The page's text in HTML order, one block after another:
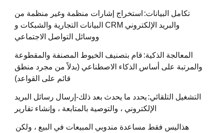
تكامل البيانات: استخراج إشارات منظمة وغير منظمة من
البيانات التجارية والشبكات و CRM والبريد الإلكتروني
ووسائل التواصل الاجتماعي
المعالجة الذكية: قام بتصنيف الخيوط المصنفة والمقطوعة
والمرتبة على أساس الذكاء الاصطناعي (بدلاً من مجرد منطق
قائم على القواعد)
التشغيل التلقائي: يحدد ما يحدث بعد ذلك-إرسال رسائل البريد
الإلكتروني ، والتوصية بالمتابعة ، وإنشاء تقارير
هذا ليس فقط مساعدة مندوبي المبيعات في البيع ، ولكن